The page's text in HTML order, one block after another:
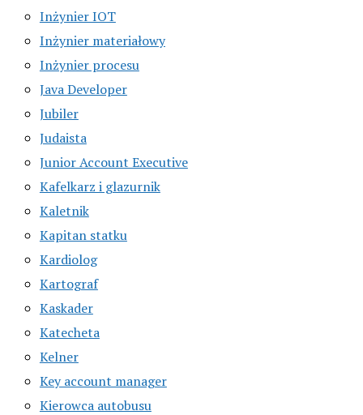
Inżynier IOT
Inżynier materiałowy
Inżynier procesu
Java Developer
Jubiler
Judaista
Junior Account Executive
Kafelkarz i glazurnik
Kaletnik
Kapitan statku
Kardiolog
Kartograf
Kaskader
Katecheta
Kelner
Key account manager
Kierowca autobusu